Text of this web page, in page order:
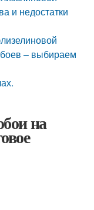
и недостатки
– выбираем
на